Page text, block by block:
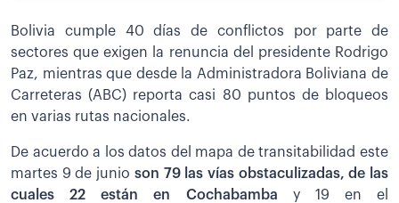
Bolivia cumple 40 días de conflictos por parte de
sectores que exigen la renuncia del presidente Rodrigo
Paz, mientras que desde la Administradora Boliviana de
Carreteras (ABC) reporta casi 80 puntos de bloqueos
en varias rutas nacionales.
De acuerdo a los datos del mapa de transitabilidad este
martes 9 de junio son 79 las vías obstaculizadas, de las
cuales 22 están en Cochabamba y 19 en el